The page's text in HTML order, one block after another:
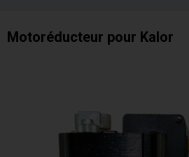
Motoréducteur pour Kalor